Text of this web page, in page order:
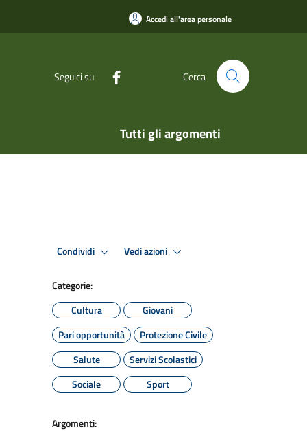
Accedi all'area personale
Seguici su Cerca
Tutti gli argomenti
Condividi Vedi azioni
Categorie:
Cultura
Giovani
Pari opportunità
Protezione Civile
Salute
Servizi Scolastici
Sociale
Sport
Argomenti: